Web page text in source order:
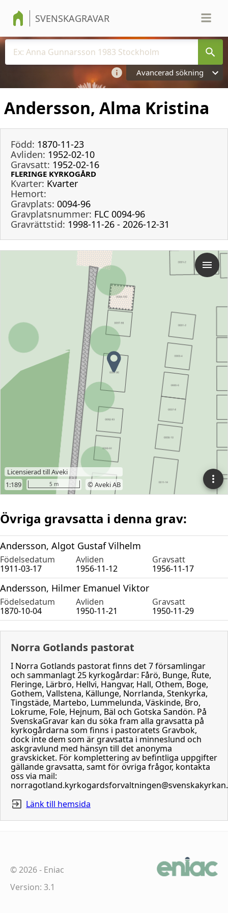
SVENSKAGRAVAR
Avancerad sökning
Andersson, Alma Kristina
Född: 1870-11-23
Avliden: 1952-02-10
Gravsatt: 1952-02-16
FLERINGE KYRKOGÅRD
Kvarter: Kvarter
Hemort:
Gravplats: 0094-96
Gravplatsnummer: FLC 0094-96
Gravrättstid: 1998-11-26 - 2026-12-31
Övriga gravsatta i denna grav:
Andersson, Algot Gustaf Vilhelm
Födelsedatum Avliden
Gravsatt
1911-03-17
1956-11-12 1956-11-17
Andersson, Hilmer Emanuel Viktor
Födelsedatum Avliden
Gravsatt
1870-10-04
1950-11-21 1950-11-29
Norra Gotlands pastorat
I Norra Gotlands pastorat finns det 7 församlingar
och sammanlagt 25 kyrkogårdar: Fårö, Bunge, Rute,
Fleringe, Lärbro, Hellvi, Hangvar, Hall, Othem, Boge,
Gothem, Vallstena, Källunge, Norrlanda, Stenkyrka,
Tingstäde, Martebo, Lummelunda, Väskinde, Bro,
Lokrume, Fole, Hejnum, Bäl och Gotska Sandön. På
SvenskaGravar kan du söka fram alla gravsatta på
kyrkogårdarna som finns i pastoratets Gravbok,
dock inte dem som är gravsatta i minneslund och
askgravlund med hänsyn till det anonyma
gravskicket. För komplettering av befintliga uppgifter
gällande gravsatta, samt för övriga frågor, kontakta
oss via mail:
Länk till hemsida
©2026- Eniac
Version: 3.1